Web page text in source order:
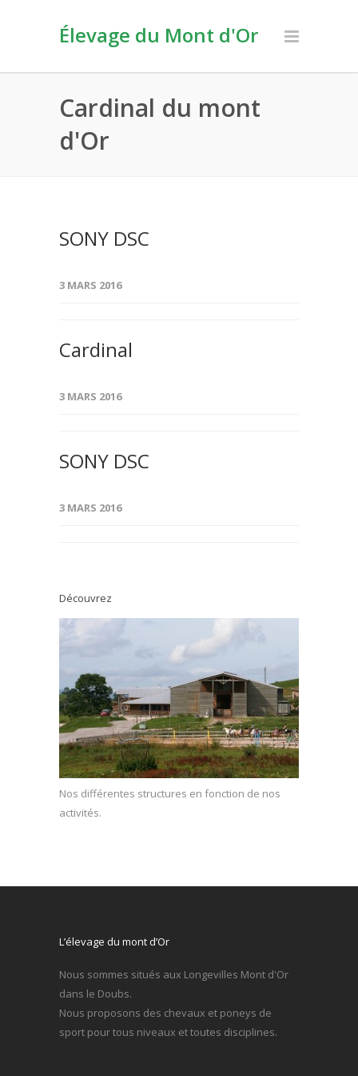
Élevage du Mont d'Or
Cardinal du mont
d'Or
SONY DSC
3 MARS 2016
Cardinal
3 MARS 2016
SONY DSC
3 MARS 2016
Découvrez
Nos différentes structures en fonction de nos
activités.
L’élevage du mont d’Or
Nous sommes situés aux Longevilles Mont d'Or
dans le Doubs.
Nous proposons des chevaux et poneys de
sport pour tous niveaux et toutes disciplines.